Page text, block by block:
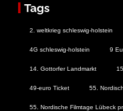
Tags
2. weltkrieg schleswig-holstein
4G schleswig-holstein 9
14. Gottorfer Landmarkt
49-euro Ticket 55.
55. Nordische Filmtage Lübeck